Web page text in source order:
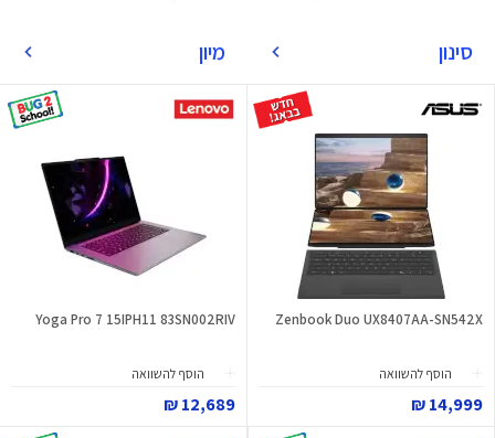
סינון מיון
Zenbook Duo UX8407AA-SN542X
הוסף להשוואה
14,999 ₪
Yoga Pro 7 15IPH11 83SN002RIV
הוסף להשוואה
12,689 ₪